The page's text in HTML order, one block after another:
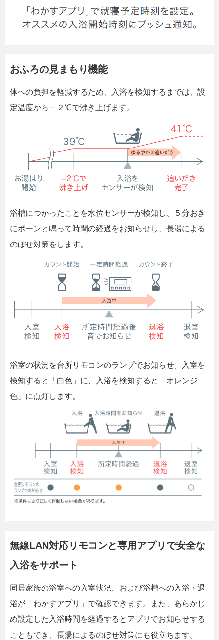
おふろの見まもり機能
体への負担を軽減するため、入浴を検知するまでは、設
定温度から－２℃で沸き上げます。
浴槽につかったことを水位センサーが検知し、５分おき
にポーンと鳴って時間の経過をお知らせし、長湯による
のぼせ対策をします。
浴室の状況を台所リモコンのランプでお知らせ。入室を
検知すると「白色」に、入浴を検知すると「オレンジ
色」に点灯します。
無線LAN対応リモコンと専用アプリで安全な
入浴をサポート
同居家族の浴室への入室状況、および浴槽への入浴・退
浴が「わかすアプリ」で確認できます。また、あらかじ
め設定した入浴時間を経過するとアプリでお知らせする
こともでき、長湯によるのぼせ対策にも役立ちます。